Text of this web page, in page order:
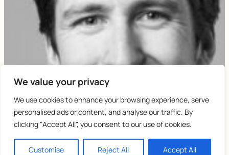
We value your privacy
We use cookies to enhance your browsing experience, serve
personalised ads or content, and analyse our traffic. By
clicking "Accept All", you consent to our use of cookies.
Customise Reject All Accept All